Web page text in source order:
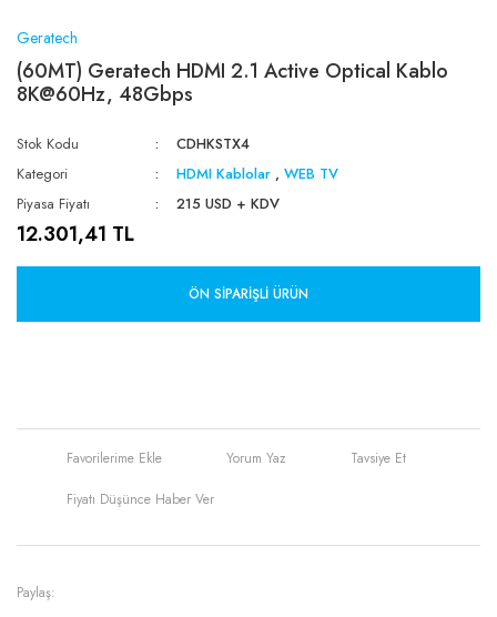
Geratech
(60MT) Geratech HDMI 2.1 Active Optical Kablo
8K@60Hz, 48Gbps
Stok Kodu
CDHKSTX4
Kategori
HDMI Kablolar ,WEB TV
Piyasa Fiyatı
215 USD + KDV
12.301,41 TL
ÖN SIPARIŞLI ÜRÜN
Yorum Yaz Tavsiye Et
Fiyatı Düşünce Haber Ver
Paylaş: